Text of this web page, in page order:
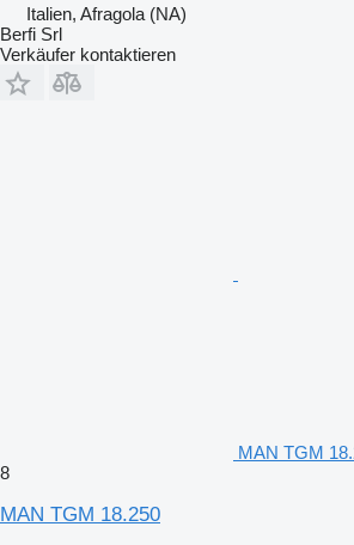
Italien, Afragola (NA)
Berfi Srl
Verkäufer kontaktieren
MAN TGM
8
MAN TGM 18.250